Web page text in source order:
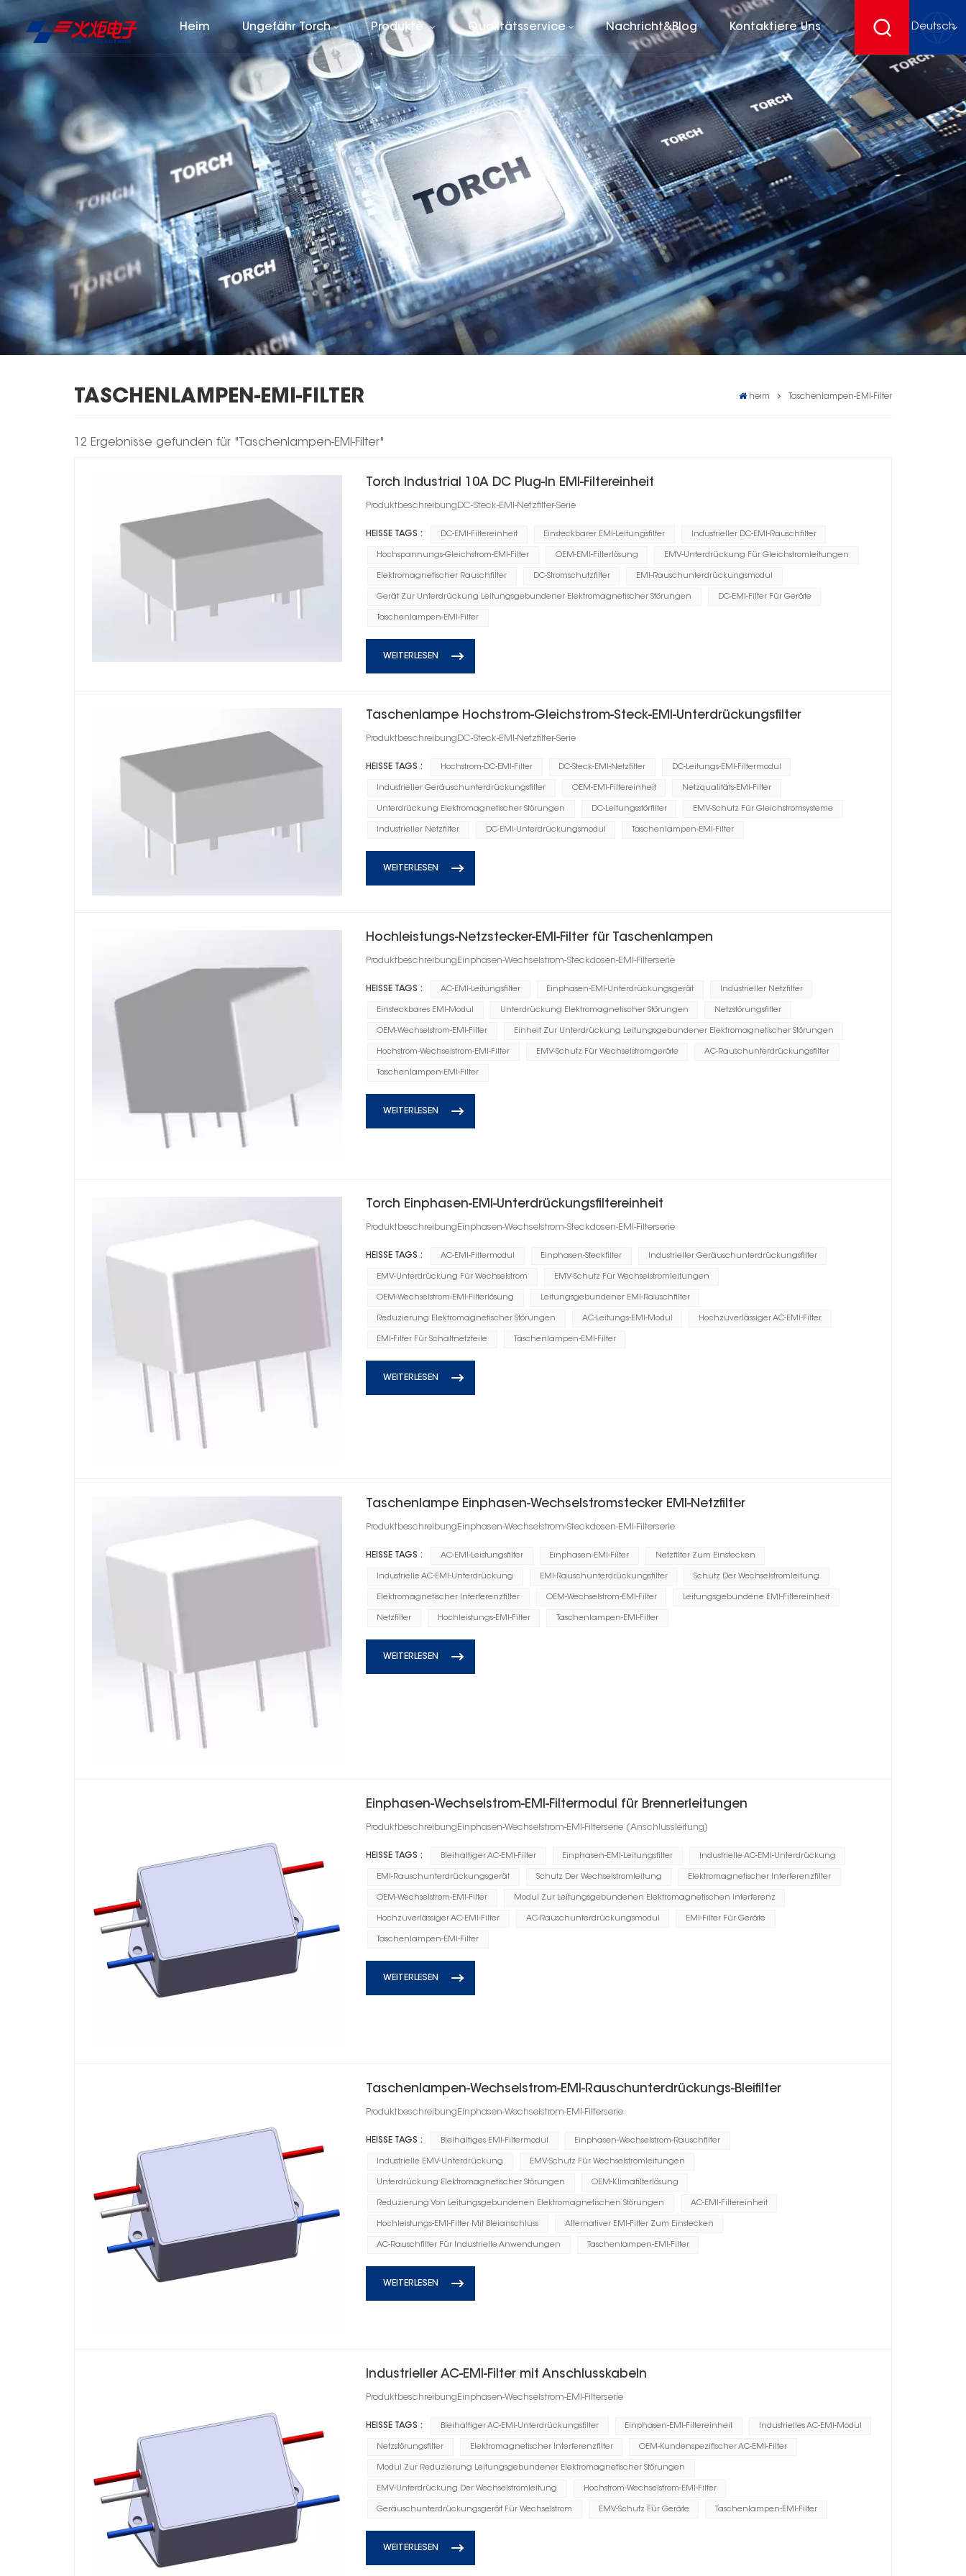
Heim Ungefähr Torch Produkte Qualitätsservice Nachricht&Blog Kontaktiere Uns Deutsch
English
français
Deutsch
español
TASCHENLAMPEN-EMI-FILTER heim Taschenlampen-EMI-Filter
12 Ergebnisse gefunden für "Taschenlampen-EMI-Filter"
Torch Industrial 10A DC Plug-In EMI-Filtereinheit
ProduktbeschreibungDC-Steck-EMI-Netzfilter-Serie
HEISSE TAGS : DC-EMI-Filtereinheit Einsteckbarer EMI-Leitungsfilter Industrieller DC-EMI-Rauschfilter
Hochspannungs-Gleichstrom-EMI-Filter OEM-EMI-Filterlösung EMV-Unterdrückung Für Gleichstromleitungen
Elektromagnetischer Rauschfilter DC-Stromschutzfilter EMI-Rauschunterdrückungsmodul
Gerät Zur Unterdrückung Leitungsgebundener Elektromagnetischer Störungen DC-EMI-Filter Für Geräte
Taschenlampen-EMI-Filter
WEITERLESEN
Taschenlampe Hochstrom-Gleichstrom-Steck-EMI-Unterdrückungsfilter
ProduktbeschreibungDC-Steck-EMI-Netzfilter-Serie
HEISSE TAGS : Hochstrom-DC-EMI-Filter DC-Steck-EMI-Netzfilter DC-Leitungs-EMI-Filtermodul
Industrieller Geräuschunterdrückungsfilter OEM-EMI-Filtereinheit Netzqualitäts-EMI-Filter
Unterdrückung Elektromagnetischer Störungen DC-Leitungsstörfilter EMV-Schutz Für Gleichstromsysteme
Industrieller Netzfilter DC-EMI-Unterdrückungsmodul Taschenlampen-EMI-Filter
WEITERLESEN
Hochleistungs-Netzstecker-EMI-Filter für Taschenlampen
ProduktbeschreibungEinphasen-Wechselstrom-Steckdosen-EMI-Filterserie
HEISSE TAGS : AC-EMI-Leitungsfilter Einphasen-EMI-Unterdrückungsgerät Industrieller Netzfilter
Einsteckbares EMI-Modul Unterdrückung Elektromagnetischer Störungen Netzstörungsfilter
OEM-Wechselstrom-EMI-Filter Einheit Zur Unterdrückung Leitungsgebundener Elektromagnetischer Störungen
Hochstrom-Wechselstrom-EMI-Filter EMV-Schutz Für Wechselstromgeräte AC-Rauschunterdrückungsfilter
Taschenlampen-EMI-Filter
WEITERLESEN
Torch Einphasen-EMI-Unterdrückungsfiltereinheit
ProduktbeschreibungEinphasen-Wechselstrom-Steckdosen-EMI-Filterserie
HEISSE TAGS : AC-EMI-Filtermodul Einphasen-Steckfilter Industrieller Geräuschunterdrückungsfilter
EMV-Unterdrückung Für Wechselstrom EMV-Schutz Für Wechselstromleitungen
OEM-Wechselstrom-EMI-Filterlösung Leitungsgebundener EMI-Rauschfilter
Reduzierung Elektromagnetischer Störungen AC-Leitungs-EMI-Modul Hochzuverlässiger AC-EMI-Filter
EMI-Filter Für Schaltnetzteile Taschenlampen-EMI-Filter
WEITERLESEN
Taschenlampe Einphasen-Wechselstromstecker EMI-Netzfilter
ProduktbeschreibungEinphasen-Wechselstrom-Steckdosen-EMI-Filterserie
HEISSE TAGS : AC-EMI-Leistungsfilter Einphasen-EMI-Filter Netzfilter Zum Einstecken
Industrielle AC-EMI-Unterdrückung EMI-Rauschunterdrückungsfilter Schutz Der Wechselstromleitung
Elektromagnetischer Interferenzfilter OEM-Wechselstrom-EMI-Filter Leitungsgebundene EMI-Filtereinheit
Netzfilter Hochleistungs-EMI-Filter Taschenlampen-EMI-Filter
WEITERLESEN
Einphasen-Wechselstrom-EMI-Filtermodul für Brennerleitungen
ProduktbeschreibungEinphasen-Wechselstrom-EMI-Filterserie (Anschlussleitung)
HEISSE TAGS : Bleihaltiger AC-EMI-Filter Einphasen-EMI-Leitungsfilter Industrielle AC-EMI-Unterdrückung
EMI-Rauschunterdrückungsgerät Schutz Der Wechselstromleitung Elektromagnetischer Interferenzfilter
OEM-Wechselstrom-EMI-Filter Modul Zur Leitungsgebundenen Elektromagnetischen Interferenz
Hochzuverlässiger AC-EMI-Filter AC-Rauschunterdrückungsmodul EMI-Filter Für Geräte
Taschenlampen-EMI-Filter
WEITERLESEN
Taschenlampen-Wechselstrom-EMI-Rauschunterdrückungs-Bleifilter
ProduktbeschreibungEinphasen-Wechselstrom-EMI-Filterserie
HEISSE TAGS : Bleihaltiges EMI-Filtermodul Einphasen-Wechselstrom-Rauschfilter
Industrielle EMV-Unterdrückung EMV-Schutz Für Wechselstromleitungen
Unterdrückung Elektromagnetischer Störungen OEM-Klimafilterlösung
Reduzierung Von Leitungsgebundenen Elektromagnetischen Störungen AC-EMI-Filtereinheit
Hochleistungs-EMI-Filter Mit Bleianschluss Alternativer EMI-Filter Zum Einstecken
AC-Rauschfilter Für Industrielle Anwendungen Taschenlampen-EMI-Filter
WEITERLESEN
Industrieller AC-EMI-Filter mit Anschlusskabeln
ProduktbeschreibungEinphasen-Wechselstrom-EMI-Filterserie
HEISSE TAGS : Bleihaltiger AC-EMI-Unterdrückungsfilter Einphasen-EMI-Filtereinheit Industrielles AC-EMI-Modul
Netzstörungsfilter Elektromagnetischer Interferenzfilter OEM-Kundenspezifischer AC-EMI-Filter
Modul Zur Reduzierung Leitungsgebundener Elektromagnetischer Störungen
EMV-Unterdrückung Der Wechselstromleitung Hochstrom-Wechselstrom-EMI-Filter
Geräuschunterdrückungsgerät Für Wechselstrom EMV-Schutz Für Geräte Taschenlampen-EMI-Filter
WEITERLESEN